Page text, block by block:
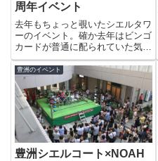
周年イベント
去年もちょっと覗いたシエルタワ
ーのイベント。確か去年はビンゴ
カードが普通に配られていた気が
しますが、今年は２０００円以上
の買い物で一枚もらえるようにな
っていました。イベントは今回は
子供カラオケ大会など子供のイベ
ントが増えたようです。今年は
ビ...
豊洲のイベント
豊洲シエルコート×NOAH